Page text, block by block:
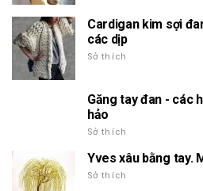
Cardigan kim sợi
các dịp
Sở thích
Găng tay đan - các
hảo
Sở thích
Yves xâu bằng tay.
Sở thích